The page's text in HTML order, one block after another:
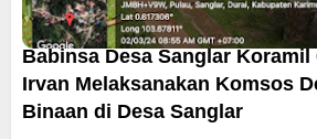
Babinsa Desa Sanglar Koramil
Irvan Melaksanakan Komsos
Binaan di Desa Sanglar